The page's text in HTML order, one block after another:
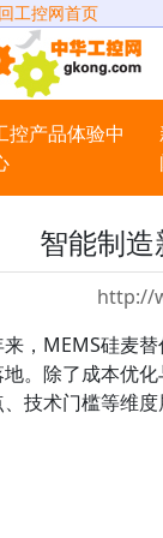
工控网首页
控产品体验中
智能制
http://
，MEMS硅麦
地。除了成本优
技术门槛等维度